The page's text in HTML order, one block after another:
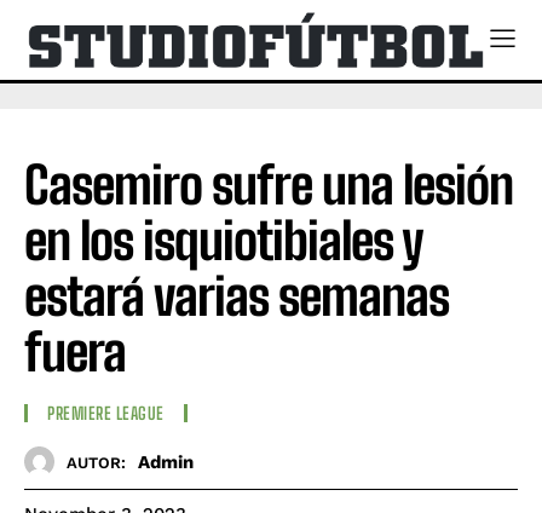
Casemiro sufre una lesión
en los isquiotibiales y
estará varias semanas
fuera
PREMIERE LEAGUE
AUTOR: Admin